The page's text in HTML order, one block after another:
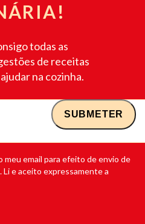
todas as
de receitas
na cozinha.
email para efeito de envio de
e aceito expressamente a